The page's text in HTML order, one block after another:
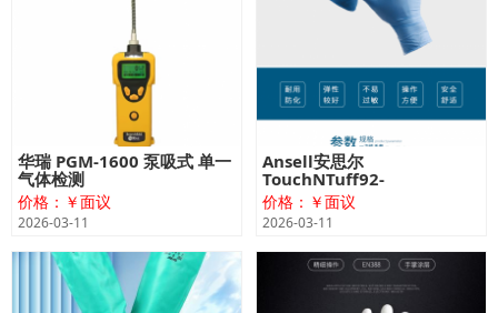
华瑞 PGM-1600 泵吸式 单一
气体检测
价格：￥面议
2026-03-11
Ansell安思尔
TouchNTuff92-
价格：￥面议
2026-03-11